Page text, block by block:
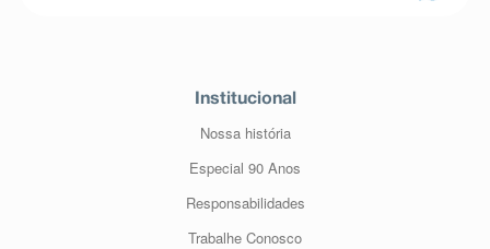
Institucional
Nossa história
Especial 90 Anos
Responsabilidades
Trabalhe Conosco